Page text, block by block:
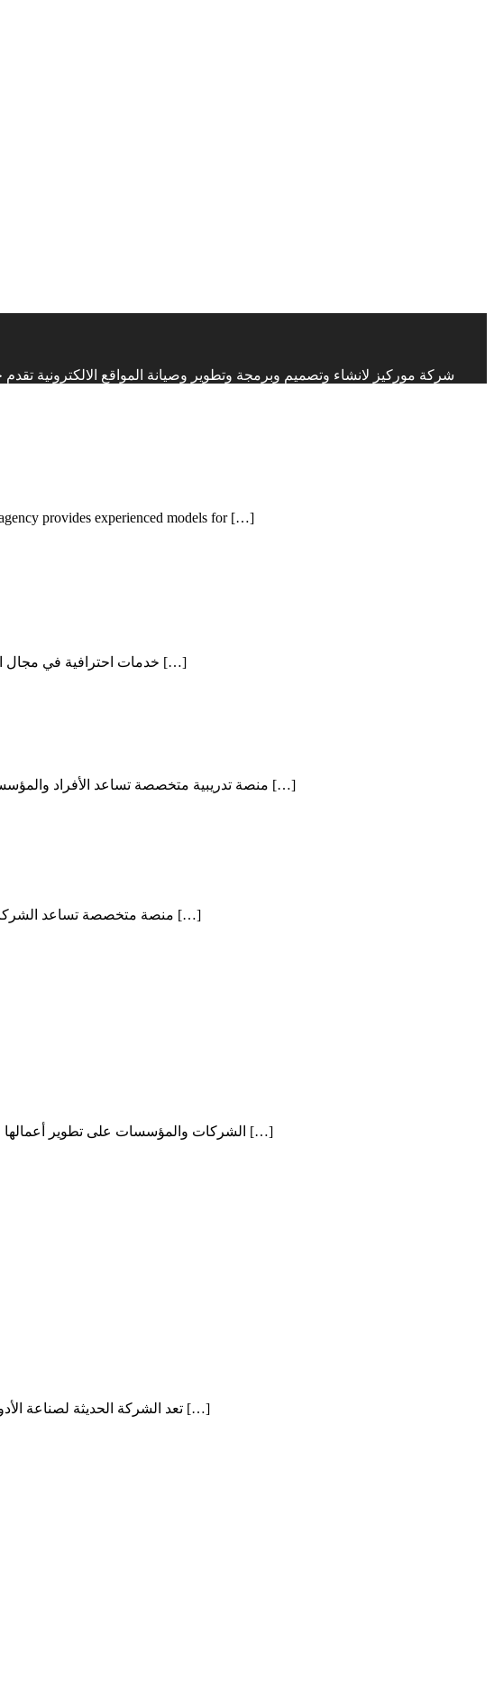
شركة موركيز لانشاء وتصميم وبرمجة وتطوير وصيانة المواقع الالكترونية تقدم حلول التسويق
provides experienced models for […]
تقدم More Models عبر modelsjo.com خدمات احترافية في مجال المودلز والتصوير التجاري، لتوفير محتوى بصري يعكس هوية العلامات التجارية ويواكب […]
يقدم ACCC Training عبر training.acccnetwork.com منصة تدريبية متخصصة تساعد الأفراد والمؤسسات على تنمية المهارات المهنية وتعزيز الكفاءات اللازمة لتحقيق النجاح […]
يوفر Iraq Business Gate عبر iraqbussinessgate.com منصة متخصصة تساعد الشركات ورواد الأعمال والمستثمرين على بناء حضور قوي في السوق العراقي […]
تساعد MoreKeys عبر mmk.morekeys.net الشركات والمؤسسات على تطوير أعمالها من خلال خدمات رقمية متكاملة تناسب مختلف الاحتياجات. تشمل خدماتها تصميم […]
تعد الشركة الحديثة لصناعة الأدوية البيطرية والمبيدات الزراعية من الشركات الأردنية المتخصصة في تطوير وتصنيع المنتجات البيطرية والزراعية وفق أحدث […]